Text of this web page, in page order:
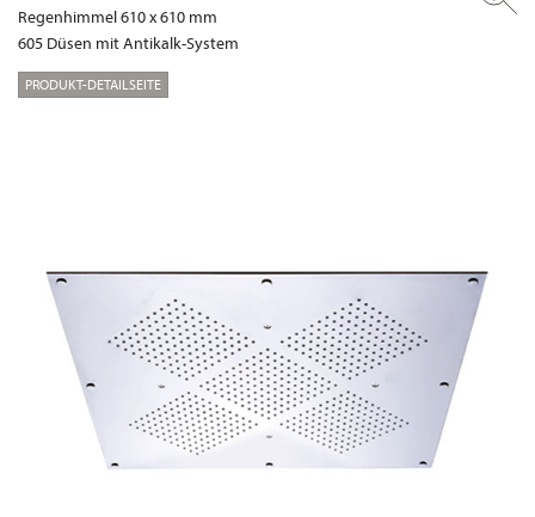
Regenhimmel 610 x 610 mm
605 Düsen mit Antikalk-System
PRODUKT-DETAILSEITE